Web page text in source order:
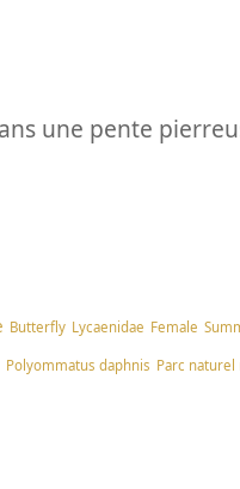
une pente
Butterfly Lycaenidae Female
Polyommatus daphnis Parc